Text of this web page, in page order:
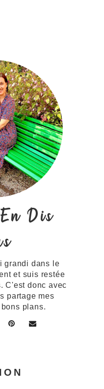
Dis
grandi dans le
et suis restée
C'est donc avec
partage mes
plans.